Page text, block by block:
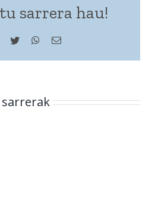
sarrera hau!
Facebook
Twitter WhatsApp
Helbide